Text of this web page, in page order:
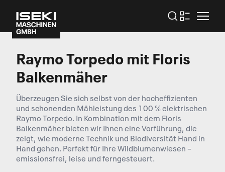
Raymo Torpedo mit Floris
Balkenmäher
Überzeugen Sie sich selbst von der hocheffizienten
und schonenden Mähleistung des 100 % elektrischen
Raymo Torpedo. In Kombination mit dem Floris
Balkenmäher bieten wir Ihnen eine Vorführung, die
zeigt, wie moderne Technik und Biodiversität Hand in
Hand gehen. Perfekt für Ihre Wildblumenwiesen –
emissionsfrei, leise und ferngesteuert.